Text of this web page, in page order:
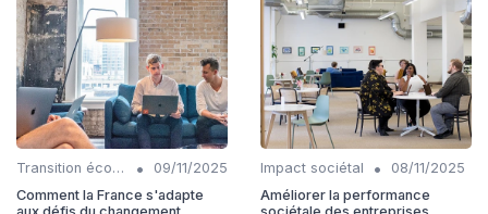
Transition écologique •
09/11/2025
Comment la France s'adapte
Impact sociétal •
08/11/2025
Améliorer la performance